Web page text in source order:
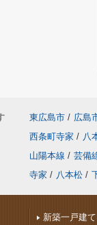
東広島市 / 広島
西条町寺家 / 八
山陽本線 / 芸備
寺家 / 八本松 /
新築一戸建て